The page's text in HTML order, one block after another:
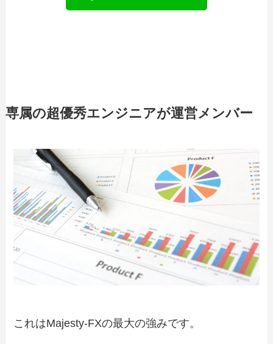
専属の超優秀エンジニアが運営メンバー
これはMajesty-FXの最大の強みです。